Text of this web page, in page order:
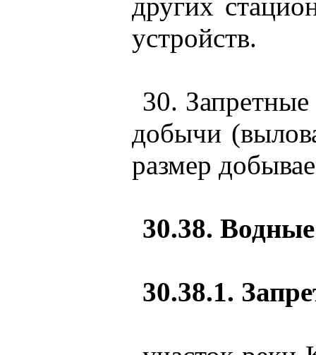
устройств.
30.
добычи
размер
30.38.
30.38.1.